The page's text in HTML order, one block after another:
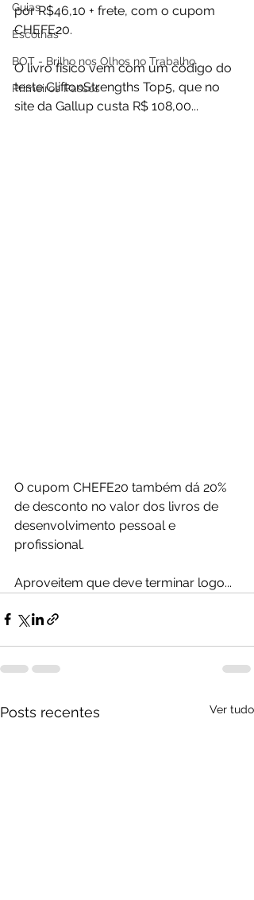
Guias
Escolhas
BOT - Brilho nos Olhos no Trabalho
Primeiros Passos
por R$46,10 + frete, com o cupom
CHEFE20.
O livro físico vem com um código do
teste CliftonStrengths Top5, que no
site da Gallup custa R$ 108,00...
O cupom CHEFE20 também dá 20%
de desconto no valor dos livros de
desenvolvimento pessoal e
profissional.
Aproveitem que deve terminar logo...
Posts recentes Ver tudo